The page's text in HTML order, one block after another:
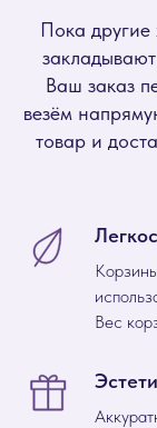
Пока другие
Ваш заказ
везём
товар и
Вес